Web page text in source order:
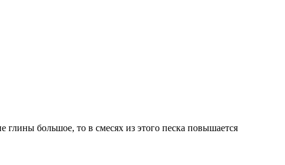
глины большое, то в смесях из этого песка повышается